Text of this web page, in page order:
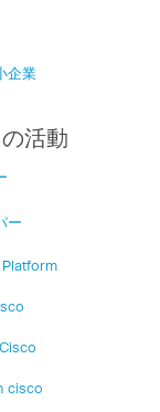
企業
活動
ー
Platform
cisco